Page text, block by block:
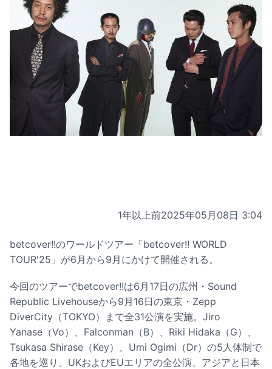
1年以上前2025年05月08日 3:04
betcover!!のワールドツアー「betcover!! WORLD
TOUR'25」が6月から9月にかけて開催される。
今回のツアーでbetcover!!は6月17日の広州・Sound
Republic Livehouseから9月16日の東京・Zepp
DiverCity（TOKYO）まで全31公演を実施。Jiro
Yanase（Vo）、Falconman（B）、Riki Hidaka（G）、
Tsukasa Shirase（Key）、Umi Ogimi（Dr）の5人体制で
各地を巡り、UKおよびEUエリアの全公演、アジアと日本